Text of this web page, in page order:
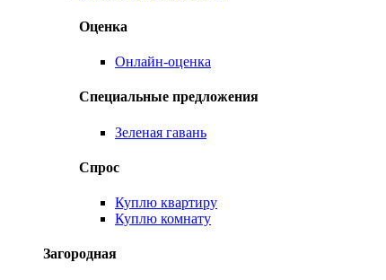
Оценка
Онлайн-оценка
Специальные предложения
Зеленая гавань
Спрос
Куплю квартиру
Куплю комнату
Загородная